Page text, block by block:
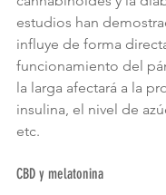
estudios han
influye de forma
funcionamiento del
la larga afectará a la
insulina, el nivel de
etc.
CBD y melatonina